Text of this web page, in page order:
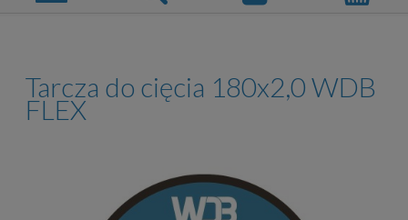
Tarcza do cięcia 180x2,0 WDB
FLEX